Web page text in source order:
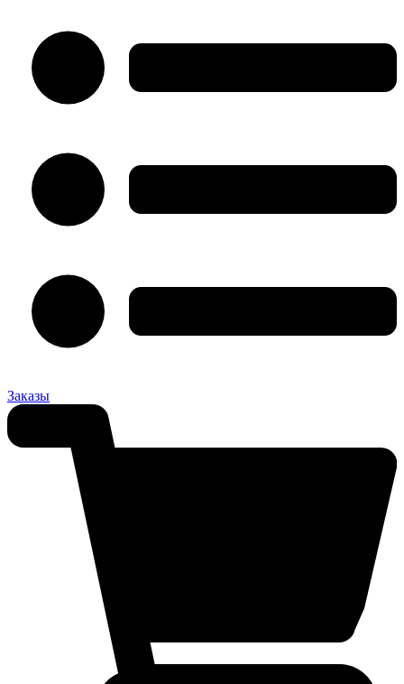
Заказы